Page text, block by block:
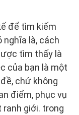
để tìm kiếm
nghĩa là, cách
tìm thấy là
của bạn là một
chứ không
điểm, phục vụ
ranh giới. trong